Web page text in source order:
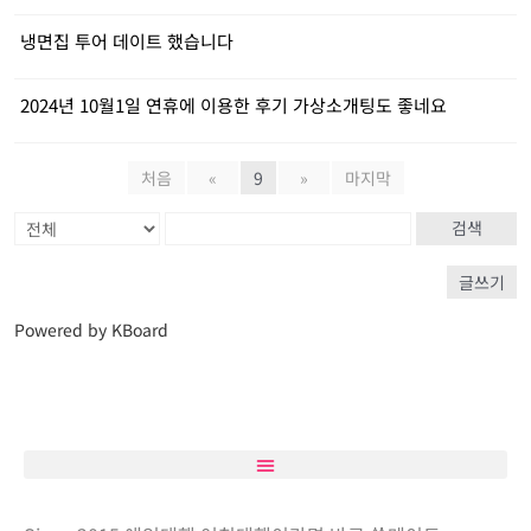
냉면집 투어 데이트 했습니다
2024년 10월1일 연휴에 이용한 후기 가상소개팅도 좋네요
처음 « 9 » 마지막
검색
글쓰기
Powered by KBoard